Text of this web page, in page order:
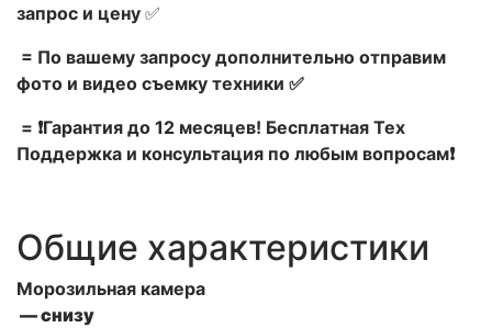
запрос и цену ✅
= По вашему запросу дополнительно отправим
фото и видео съемку техники ✅
= ❗Гарантия до 12 месяцев! Бесплатная Тех
Поддержка и консультация по любым вопросам❗
Общие характеристики
Морозильная камера
— снизу